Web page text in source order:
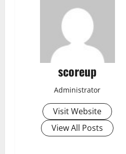
scoreup
Administrator
Visit Website
View All Posts